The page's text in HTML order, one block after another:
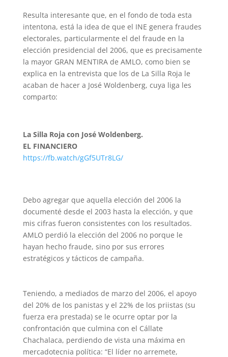
Resulta interesante que, en el fondo de toda esta
intentona, está la idea de que el INE genera fraudes
electorales, particularmente el del fraude en la
elección presidencial del 2006, que es precisamente
la mayor GRAN MENTIRA de AMLO, como bien se
explica en la entrevista que los de La Silla Roja le
acaban de hacer a José Woldenberg, cuya liga les
comparto:
La Silla Roja con José Woldenberg.
EL FINANCIERO
https://fb.watch/gGf5UTr8LG/
Debo agregar que aquella elección del 2006 la
documenté desde el 2003 hasta la elección, y que
mis cifras fueron consistentes con los resultados.
AMLO perdió la elección del 2006 no porque le
hayan hecho fraude, sino por sus errores
estratégicos y tácticos de campaña.
Teniendo, a mediados de marzo del 2006, el apoyo
del 20% de los panistas y el 22% de los priistas (su
fuerza era prestada) se le ocurre optar por la
confrontación que culmina con el Cállate
Chachalaca, perdiendo de vista una máxima en
mercadotecnia política: “El líder no arremete,